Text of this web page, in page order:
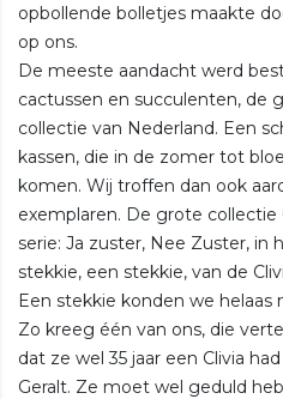
opbollende bolletjes maakte
op ons.
De meeste aandacht werd
cactussen en succulenten, de
collectie van Nederland. Een
kassen, die in de zomer tot
komen. Wij troffen dan ook
exemplaren. De grote collectie
serie: Ja zuster, Nee Zuster, in
stekkie, een stekkie, van de
Een stekkie konden we helaas
Zo kreeg één van ons, die
dat ze wel 35 jaar een Clivia
Geralt. Ze moet wel geduld